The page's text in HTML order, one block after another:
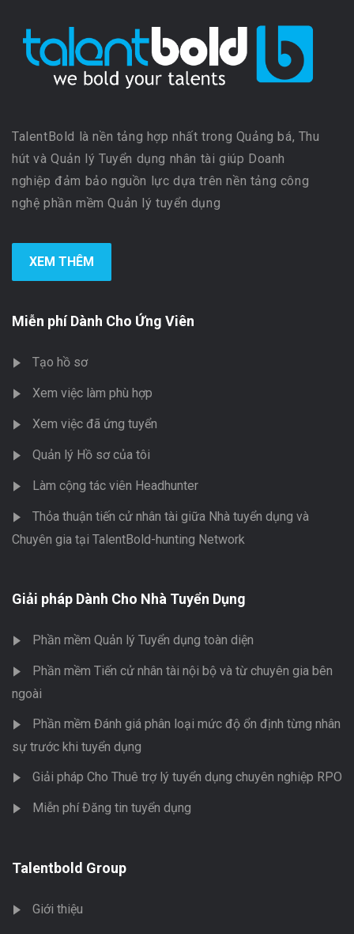
TalentBold là nền tảng hợp nhất trong Quảng bá, Thu
hút và Quản lý Tuyển dụng nhân tài giúp Doanh
nghiệp đảm bảo nguồn lực dựa trên nền tảng công
nghệ phần mềm Quản lý tuyển dụng
XEM THÊM
Miễn phí Dành Cho Ứng Viên
Tạo hồ sơ
Xem việc làm phù hợp
Xem việc đã ứng tuyển
Quản lý Hồ sơ của tôi
Làm cộng tác viên Headhunter
Thỏa thuận tiến cử nhân tài giữa Nhà tuyển dụng và
Chuyên gia tại TalentBold-hunting Network
Giải pháp Dành Cho Nhà Tuyển Dụng
Phần mềm Quản lý Tuyển dụng toàn diện
Phần mềm Tiến cử nhân tài nội bộ và từ chuyên gia bên
ngoài
Phần mềm Đánh giá phân loại mức độ ổn định từng nhân
sự trước khi tuyển dụng
Giải pháp Cho Thuê trợ lý tuyển dụng chuyên nghiệp RPO
Miễn phí Đăng tin tuyển dụng
Talentbold Group
Giới thiệu